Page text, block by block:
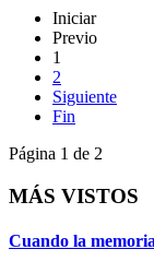
Iniciar
Previo
1
2
Siguiente
Fin
Página 1 de 2
MÁS VISTOS
Cuando la